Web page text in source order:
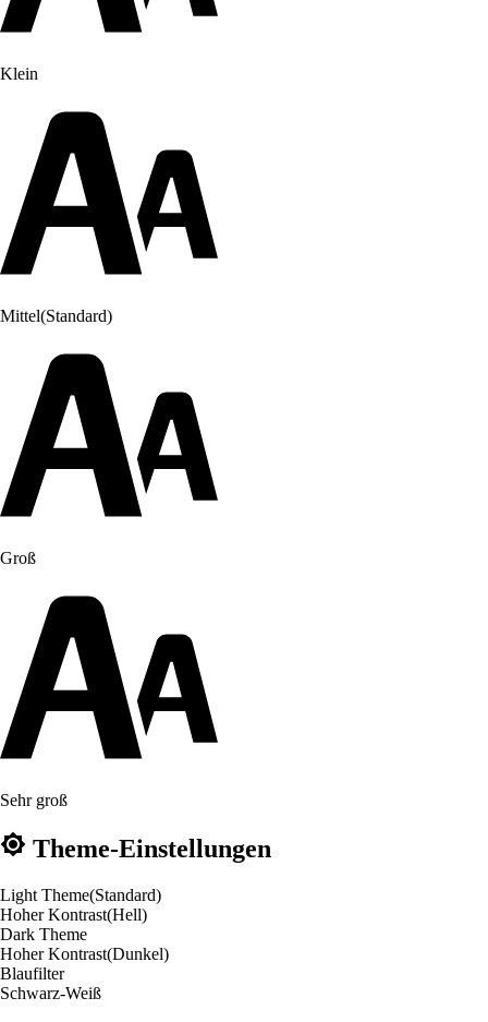
Klein
Mittel(Standard)
Groß
Sehr groß
Theme-Einstellungen
Light Theme(Standard)
Hoher Kontrast(Hell)
Dark Theme
Hoher Kontrast(Dunkel)
Blaufilter
Schwarz-Weiß